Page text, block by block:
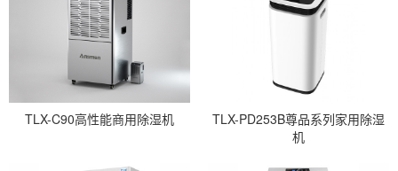
TLX-C90高性能商用除湿机
TLX-PD253B尊品系列家用除湿
机